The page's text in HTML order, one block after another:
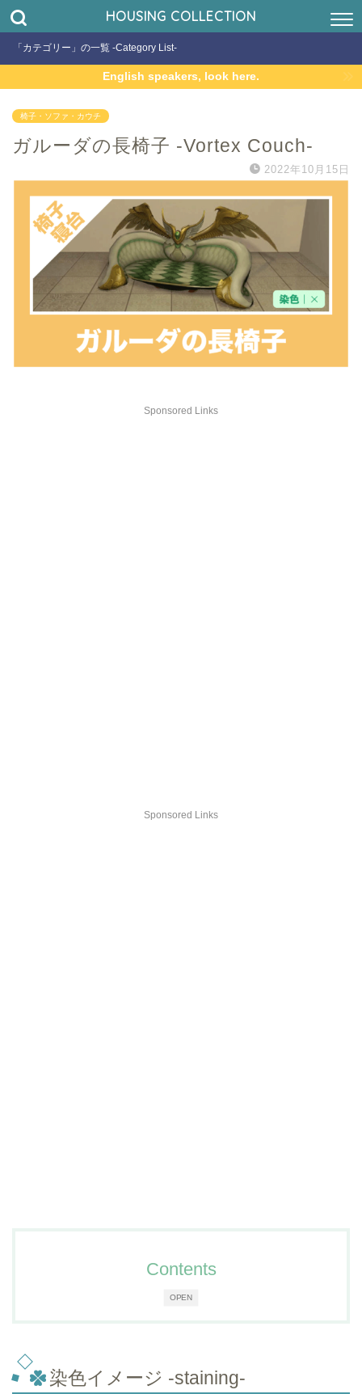
HOUSING COLLECTION
「カテゴリー」の一覧 -Category List-
English speakers, look here.
椅子・ソファ・カウチ
ガルーダの長椅子 -Vortex Couch-
2022年10月15日
Sponsored Links
Sponsored Links
OPEN
Contents
染色イメージ -staining-